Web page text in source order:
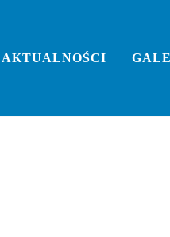
AKTUALNOŚCI